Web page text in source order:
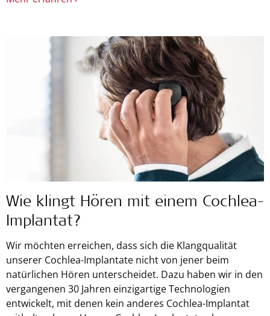
Wie klingt Hören mit einem Cochlea-
Implantat?
Wir möchten erreichen, dass sich die Klangqualität
unserer Cochlea-Implantate nicht von jener beim
natürlichen Hören unterscheidet. Dazu haben wir in den
vergangenen 30 Jahren einzigartige Technologien
entwickelt, mit denen kein anderes Cochlea-Implantat